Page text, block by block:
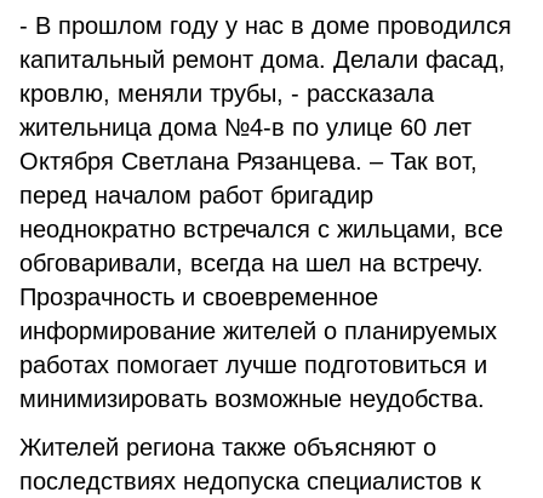
- В прошлом году у нас в доме проводился
капитальный ремонт дома. Делали фасад,
кровлю, меняли трубы, - рассказала
жительница дома №4-в по улице 60 лет
Октября Светлана Рязанцева. – Так вот,
перед началом работ бригадир
неоднократно встречался с жильцами, все
обговаривали, всегда на шел на встречу.
Прозрачность и своевременное
информирование жителей о планируемых
работах помогает лучше подготовиться и
минимизировать возможные неудобства.
Жителей региона также объясняют о
последствиях недопуска специалистов к